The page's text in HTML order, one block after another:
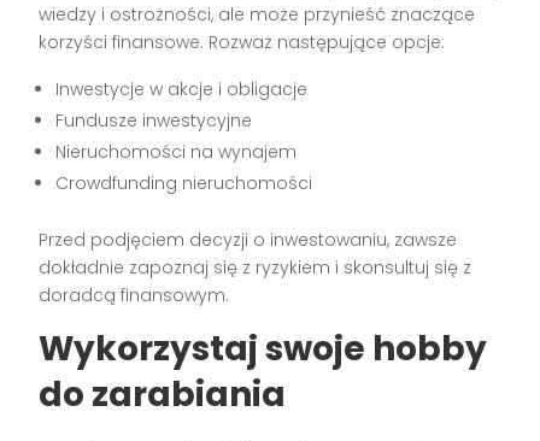
wiedzy i ostrożności, ale może przynieść znaczące
korzyści finansowe. Rozważ następujące opcje:
Inwestycje w akcje i obligacje
Fundusze inwestycyjne
Nieruchomości na wynajem
Crowdfunding nieruchomości
Przed podjęciem decyzji o inwestowaniu, zawsze
dokładnie zapoznaj się z ryzykiem i skonsultuj się z
doradcą finansowym.
Wykorzystaj swoje hobby
do zarabiania